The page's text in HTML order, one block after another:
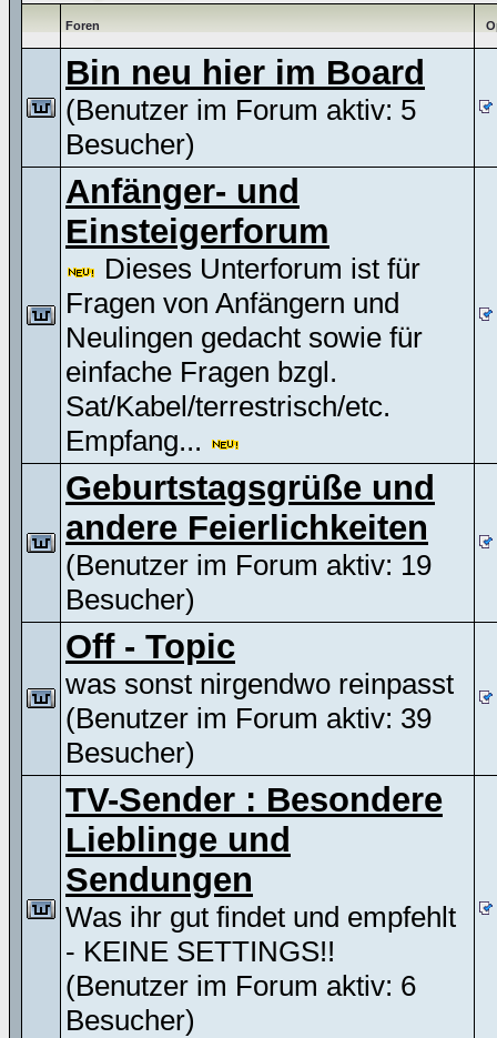
Foren
Bin neu hier im Board
(Benutzer im Forum aktiv: 5
Besucher)
Anfänger- und
Einsteigerforum
Dieses Unterforum ist für
Fragen von Anfängern und
Neulingen gedacht sowie für
einfache Fragen bzgl.
Sat/Kabel/terrestrisch/etc.
Empfang...
Geburtstagsgrüße und
andere Feierlichkeiten
(Benutzer im Forum aktiv: 19
Besucher)
Off - Topic
was sonst nirgendwo reinpasst
(Benutzer im Forum aktiv: 39
Besucher)
TV-Sender : Besondere
Lieblinge und
Sendungen
Was ihr gut findet und empfehlt
- KEINE SETTINGS!!
(Benutzer im Forum aktiv: 6
Besucher)